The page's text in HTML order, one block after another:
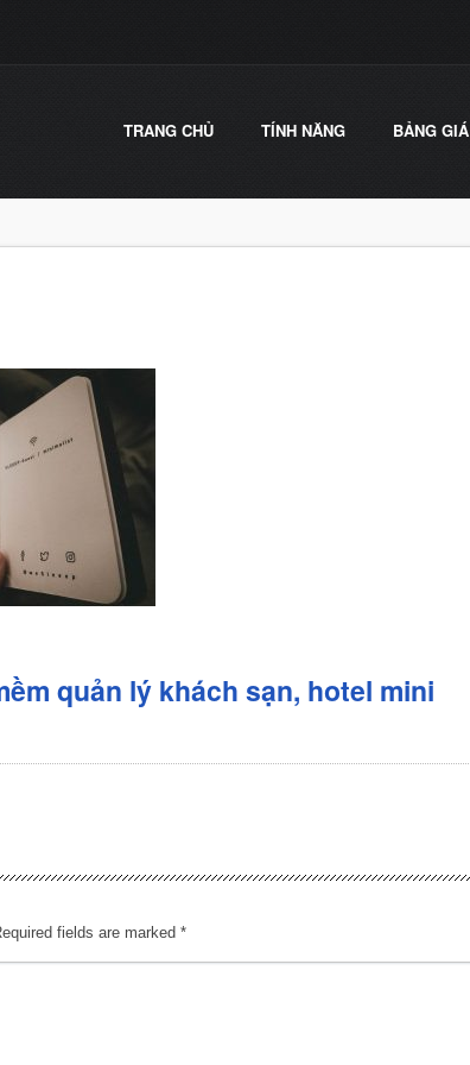
TRANG CHỦ TÍNH NĂNG BẢNG GIÁ
quản lý khách sạn, hotel mini
fields are marked *